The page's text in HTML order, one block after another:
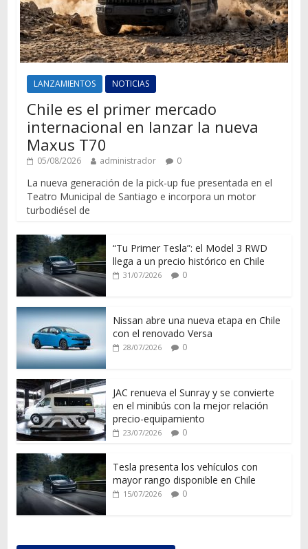
LANZAMIENTOS NOTICIAS
Chile es el primer mercado
internacional en lanzar la nueva
Maxus T70
05/08/2026 administrador 0
La nueva generación de la pick-up fue presentada en el
Teatro Municipal de Santiago e incorpora un motor
turbodiésel de
“Tu Primer Tesla”: el Model 3 RWD
llega a un precio histórico en Chile
31/07/2026 0
Nissan abre una nueva etapa en Chile
con el renovado Versa
28/07/2026 0
JAC renueva el Sunray y se convierte
en el minibús con la mejor relación
precio-equipamiento
23/07/2026 0
Tesla presenta los vehículos con
mayor rango disponible en Chile
15/07/2026 0